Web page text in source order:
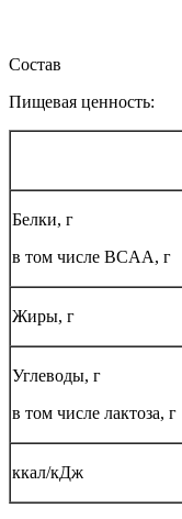
Состав
Пищевая ценность:
Белки, г
в том числе BCAA, г
Жиры, г
Углеводы, г
в том числе лактоза, г
ккал/кДж